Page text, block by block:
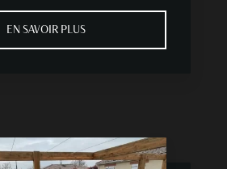
EN SAVOIR PLUS